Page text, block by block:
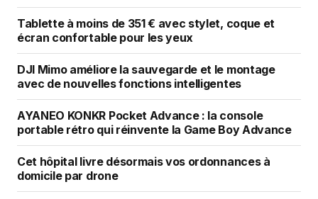
Tablette à moins de 351 € avec stylet, coque et
écran confortable pour les yeux
DJI Mimo améliore la sauvegarde et le montage
avec de nouvelles fonctions intelligentes
AYANEO KONKR Pocket Advance : la console
portable rétro qui réinvente la Game Boy Advance
Cet hôpital livre désormais vos ordonnances à
domicile par drone